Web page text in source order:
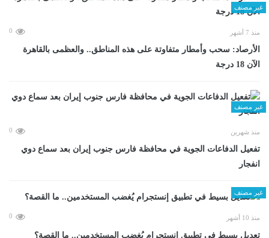
غير مصنف
منذ 7 أشهر 0
الأرصاد: سحب وأمطار متفاوتة على هذه المناطق.. والعظمى بالقاهرة
الآن 18 درجة
غير مصنف
منذ شهرين 0
تفعيل الدفاعات الجوية في محافظة فارس جنوب إيران بعد سماع دوي
انفجار
غير مصنف
منذ 10 أشهر 0
تعديل بسيط في تطبيق إنستجرام يُغضب المستخدمين.. ما القصة؟